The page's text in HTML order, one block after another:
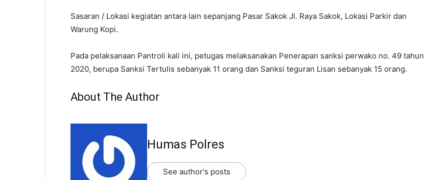
Sasaran / Lokasi kegiatan antara lain sepanjang Pasar Sakok Jl. Raya Sakok, Lokasi Parkir dan
Warung Kopi.
Pada pelaksanaan Pantroli kali ini, petugas melaksanakan Penerapan sanksi perwako no. 49 tahun
2020, berupa Sanksi Tertulis sebanyak 11 orang dan Sanksi teguran Lisan sebanyak 15 orang.
About The Author
Humas Polres
See author's posts